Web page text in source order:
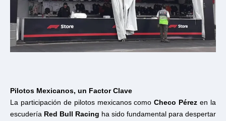
Pilotos Mexicanos, un Factor Clave
La participación de pilotos mexicanos como Checo Pérez en la
escudería Red Bull Racing ha sido fundamental para despertar